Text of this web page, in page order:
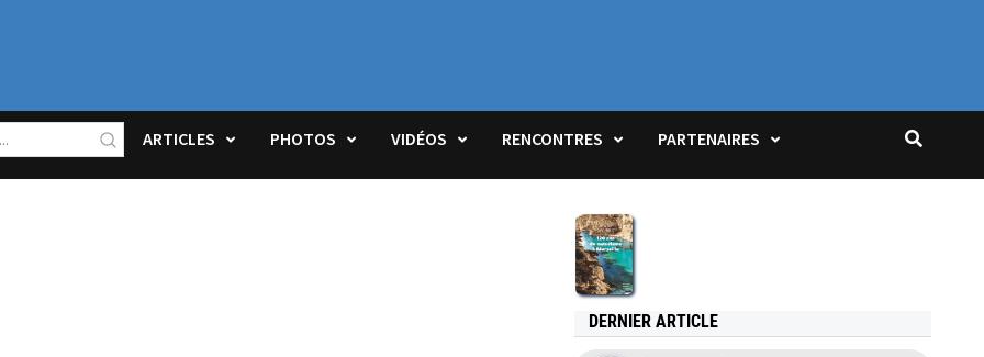
ARTICLES PHOTOS VIDÉOS RENCONTRES PARTENAIRES
DERNIER ARTICLE